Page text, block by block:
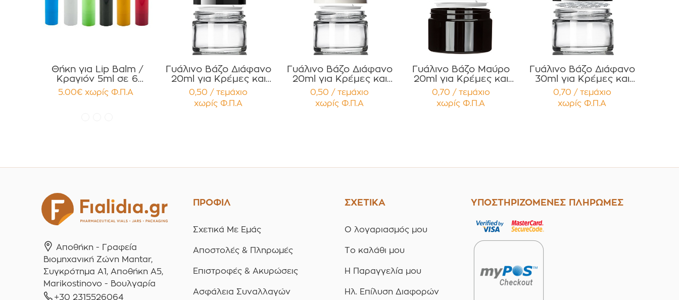
Θήκη για Lip Balm /
Κραγιόν 5ml σε 6
χρώματα Πακέτο 10τεμ.
5.00€ χωρίς Φ.Π.Α
Γυάλινο Βάζο Διάφανο
20ml για Κρέμες και
Κηραλοιφές με Μαύρο
Γυαλιστερό Καπάκι
Παρέμβυσμα
0,50 / τεμάχιο
χωρίς Φ.Π.Α
Γυάλινο Βάζο Διάφανο
20ml για Κρέμες και
Κηραλοιφές με Άσπρο
Γυαλιστερό Καπάκι
Παρέμβυσμα
0,50 / τεμάχιο
χωρίς Φ.Π.Α
Γυάλινο Βάζο Μαύρο
20ml για Κρέμες και
Κηραλοιφές με Μαύρο
Γυαλιστερό Καπάκι
Παρέμβυσμα
0,70 / τεμάχιο
χωρίς Φ.Π.Α
Γυάλινο Βάζο Διάφανο
30ml για Κρέμες και
Κηραλοιφές με Μαύρο
Γυαλιστερό Καπάκι PP
Liner Συσκευασία 12
0,70 / τεμάχιο
χωρίς Φ.Π.Α
Αποθήκη - Γραφεία
Βιομηχανική Ζώνη Mantar,
Συγκρότημα A1, Αποθήκη Α5,
Marikostinovo - Βουλγαρία
+30 2315526064
ΠΡΟΦΙΛ
Σχετικά Με Εμάς
Αποστολές & Πληρωμές
Επιστροφές & Ακυρώσεις
Ασφάλεια Συναλλαγών
ΣΧΕΤΙΚΑ
Ο λογαριασμός μου
Το καλάθι μου
Η Παραγγελία μου
Ηλ. Επίλυση Διαφορών
ΥΠΟΣΤΗΡΙΖΟΜΕΝΕΣ ΠΛΗΡΩΜΕΣ